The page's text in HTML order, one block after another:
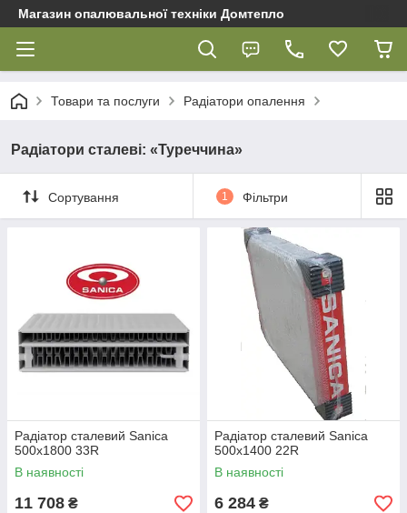
Магазин опалювальної техніки Домтепло
Товари та послуги Радіатори опалення
Радіатори сталеві: «Туреччина»
Сортування 1 Фільтри
Радіатор сталевий Sanica
500x1800 33R
В наявності
11 708 ₴
Радіатор сталевий Sanica
500x1400 22R
В наявності
6 284 ₴